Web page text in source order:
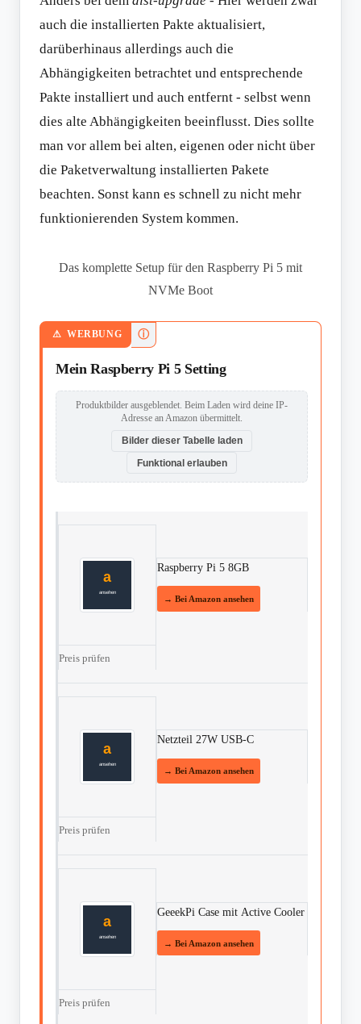
auch die installierten Pakte aktualisiert,
darüberhinaus allerdings auch die
Abhängigkeiten betrachtet und entsprechende
Pakte installiert und auch entfernt - selbst wenn
dies alte Abhängigkeiten beeinflusst. Dies sollte
man vor allem bei alten, eigenen oder nicht über
die Paketverwaltung installierten Pakete
beachten. Sonst kann es schnell zu nicht mehr
funktionierenden System kommen.
Das komplette Setup für den Raspberry Pi 5 mit
NVMe Boot
WERBUNG ⓘ
Mein Raspberry Pi 5 Setting
Produktbilder ausgeblendet. Beim Laden wird deine IP-
Adresse an Amazon übermittelt.
Bilder dieser Tabelle laden
Funktional erlauben
Raspberry Pi 5 8GB
Preis prüfen
Netzteil 27W USB-C
Preis prüfen
GeeekPi Case mit Active Cooler
Preis prüfen